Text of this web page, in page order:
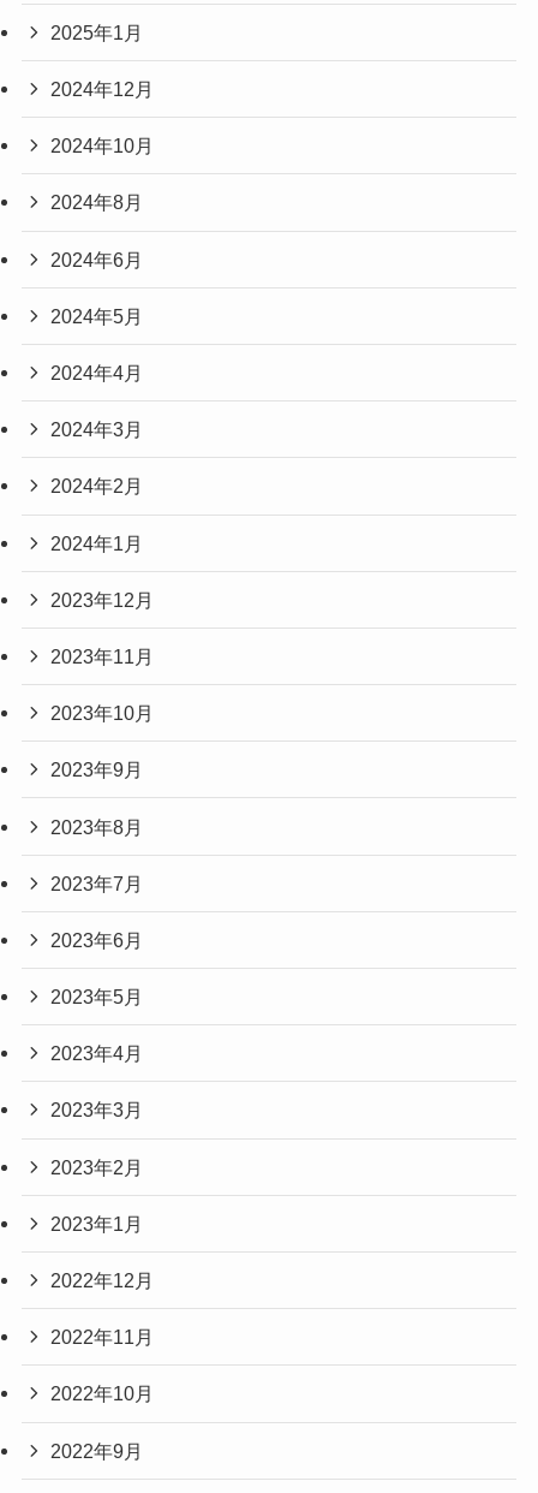
2025年1月
2024年12月
2024年10月
2024年8月
2024年6月
2024年5月
2024年4月
2024年3月
2024年2月
2024年1月
2023年12月
2023年11月
2023年10月
2023年9月
2023年8月
2023年7月
2023年6月
2023年5月
2023年4月
2023年3月
2023年2月
2023年1月
2022年12月
2022年11月
2022年10月
2022年9月